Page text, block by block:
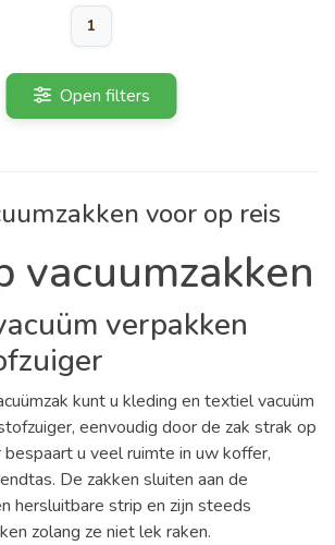
1
Open filters
voor op reis
vacuumzakken
verpakken
kunt u kleding en textiel vacuüm
eenvoudig door de zak strak op
u veel ruimte in uw koffer,
De zakken sluiten aan de
hersluitbare strip en zijn steeds
zolang ze niet lek raken.